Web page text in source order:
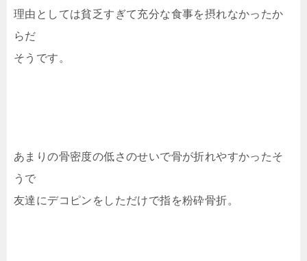
理由としては貧乏すぎて充分な食事を摂れなかったか
らだ
そうです。
あまりの骨密度の低さのせいで骨が折れやすかったそ
うで
友達にデコピンをしただけで指を粉砕骨折。